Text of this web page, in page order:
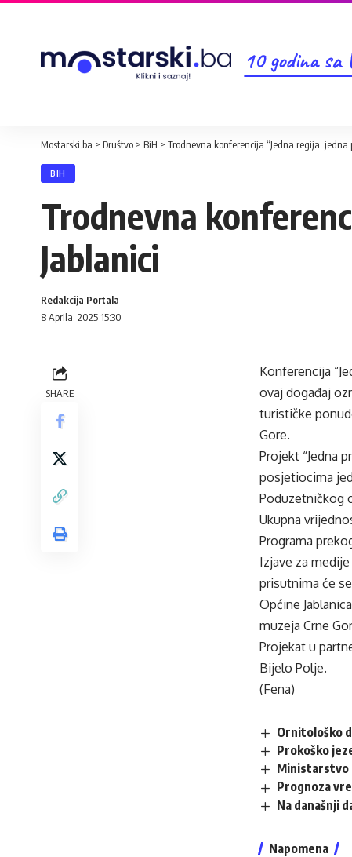
10 godina sa
Mostarski.ba > Društvo > BiH > Trodnevna konferencija “Jedna regija,
BIH
Trodnevna
Jablanici
8 Aprila, 2025 15:30
Redakcija Portala
SHARE
Konferencija
ovaj događaj
turističke
Gore.
Projekt “Jedna
posjetiocima
Poduzetničkog
Ukupna
Programa
Izjave za
prisutnima će
Općine
muzeja Crne
Projekat u
Bijelo Polje.
(Fena)
Ornitološko
Prokoško
Ministarstvo
Prognoza
Na današnji
Napomena